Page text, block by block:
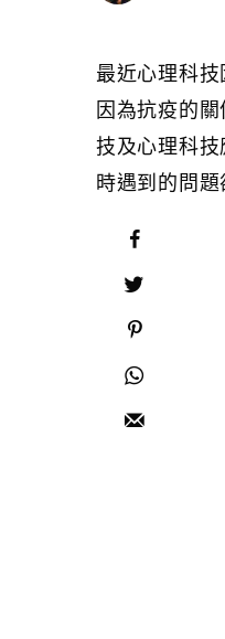
最近心理科
因為抗疫的
技及心理科
時遇到的問題